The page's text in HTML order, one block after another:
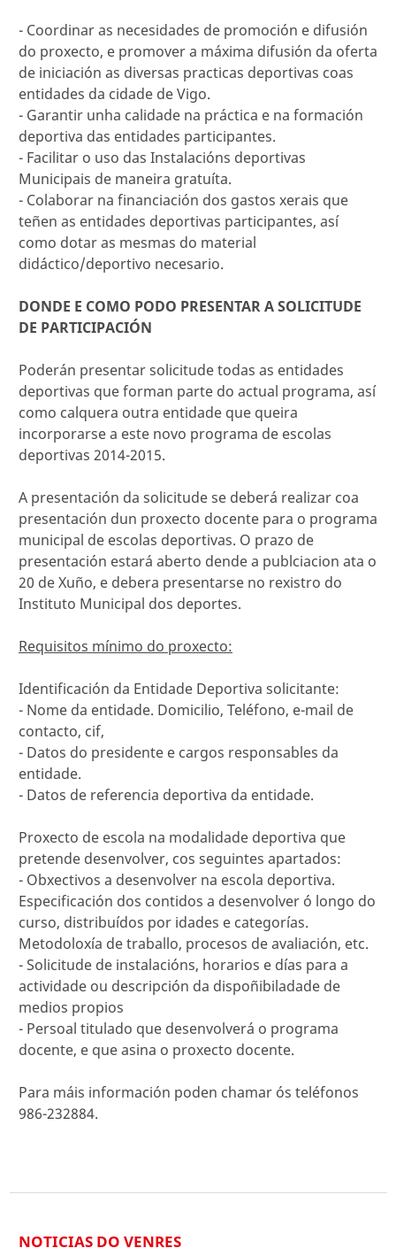
- Coordinar as necesidades de promoción e difusión
do proxecto, e promover a máxima difusión da oferta
de iniciación as diversas practicas deportivas coas
entidades da cidade de Vigo.
- Garantir unha calidade na práctica e na formación
deportiva das entidades participantes.
- Facilitar o uso das Instalacións deportivas
Municipais de maneira gratuíta.
- Colaborar na financiación dos gastos xerais que
teñen as entidades deportivas participantes, así
como dotar as mesmas do material
didáctico/deportivo necesario.
DONDE E COMO PODO PRESENTAR A SOLICITUDE
DE PARTICIPACIÓN
Poderán presentar solicitude todas as entidades
deportivas que forman parte do actual programa, así
como calquera outra entidade que queira
incorporarse a este novo programa de escolas
deportivas 2014-2015.
A presentación da solicitude se deberá realizar coa
presentación dun proxecto docente para o programa
municipal de escolas deportivas. O prazo de
presentación estará aberto dende a publciacion ata o
20 de Xuño, e debera presentarse no rexistro do
Instituto Municipal dos deportes.
Requisitos mínimo do proxecto:
Identificación da Entidade Deportiva solicitante:
- Nome da entidade. Domicilio, Teléfono, e-mail de
contacto, cif,
- Datos do presidente e cargos responsables da
entidade.
- Datos de referencia deportiva da entidade.
Proxecto de escola na modalidade deportiva que
pretende desenvolver, cos seguintes apartados:
- Obxectivos a desenvolver na escola deportiva.
Especificación dos contidos a desenvolver ó longo do
curso, distribuídos por idades e categorías.
Metodoloxía de traballo, procesos de avaliación, etc.
- Solicitude de instalacións, horarios e días para a
actividade ou descripción da dispoñibiladade de
medios propios
- Persoal titulado que desenvolverá o programa
docente, e que asina o proxecto docente.
Para máis información poden chamar ós teléfonos
986-232884.
NOTICIAS DO VENRES